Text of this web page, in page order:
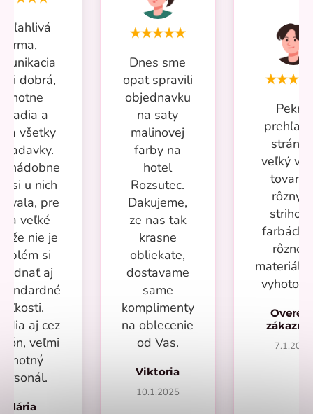
firma,
dobrá,
a
všetky
nádobne
si u nich
pre
veľké
že nie je
si
aj
aj cez
veľmi
Mária
Dnes sme
opat spravili
objednavku
na saty
malinovej
farby na
hotel
Rozsutec.
Dakujeme,
ze nas tak
krasne
obliekate,
dostavame
same
komplimenty
na oblecenie
od Vas.
Viktoria
10.1.2025
Pekná
veľký
tovaru
farbách
rôznom
7.1.2025